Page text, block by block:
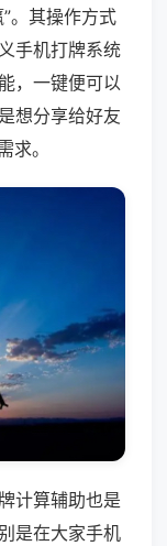
。其操作方式
手机打牌系统
，一键便可以
想分享给好友
求。
计算辅助也是
是在大家手机